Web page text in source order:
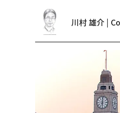
川村 雄介 |